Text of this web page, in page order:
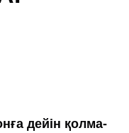
дейін қолма-